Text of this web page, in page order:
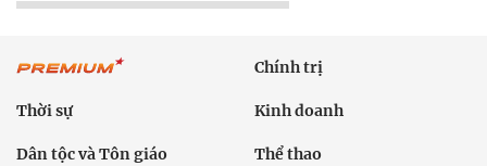
Chính trị
Thời sự Kinh doanh
Dân tộc và Tôn giáo Thể thao